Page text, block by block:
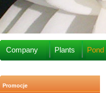
Company Plants Pond
Promocje